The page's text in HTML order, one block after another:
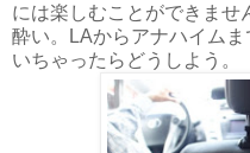
には楽しむことができませ
酔い。LAからアナハイム
いちゃったらどうしよう。